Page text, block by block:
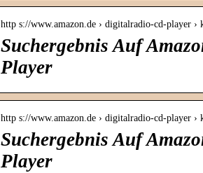
http s://www.amazon.de › digitalradio-cd-player
Suchergebnis Auf
Player
http s://www.amazon.de › digitalradio-cd-player
Suchergebnis Auf
Player